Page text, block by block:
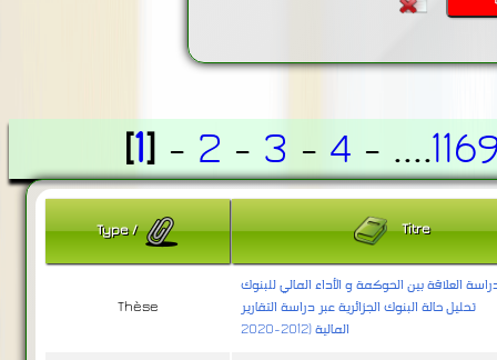
[1] - 2 - 3 - 4 - ....
Type/ Titre
Thèse
العلاقة بين الحوكمة و الأداء المالي للبنوك
تحليل حالة البنوك الجزائرية عبر دراسة التقارير
المالية (2012-2020